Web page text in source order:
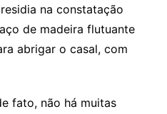
na constatação
de madeira flutuante
abrigar o casal, com
fato, não há muitas